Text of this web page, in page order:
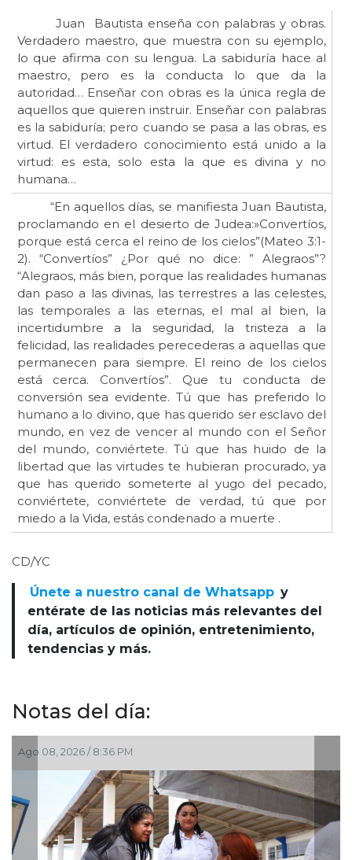
Juan Bautista enseña con palabras y obras.
Verdadero maestro, que muestra con su ejemplo,
lo que afirma con su lengua. La sabiduría hace al
maestro, pero es la conducta lo que da la
autoridad… Enseñar con obras es la única regla de
aquellos que quieren instruir. Enseñar con palabras
es la sabiduría; pero cuando se pasa a las obras, es
virtud. El verdadero conocimiento está unido a la
virtud: es esta, solo esta la que es divina y no
humana…
“En aquellos días, se manifiesta Juan Bautista,
proclamando en el desierto de Judea:»Convertíos,
porque está cerca el reino de los cielos”(Mateo 3:1-
2). “Convertíos” ¿Por qué no dice: ” Alegraos”?
“Alegraos, más bien, porque las realidades humanas
dan paso a las divinas, las terrestres a las celestes,
las temporales a las eternas, el mal al bien, la
incertidumbre a la seguridad, la tristeza a la
felicidad, las realidades perecederas a aquellas que
permanecen para siempre. El reino de los cielos
está cerca. Convertíos”. Que tu conducta de
conversión sea evidente. Tú que has preferido lo
humano a lo divino, que has querido ser esclavo del
mundo, en vez de vencer al mundo con el Señor
del mundo, conviértete. Tú que has huido de la
libertad que las virtudes te hubieran procurado, ya
que has querido someterte al yugo del pecado,
conviértete, conviértete de verdad, tú que por
miedo a la Vida, estás condenado a muerte .
CD/YC
Únete a nuestro canal de Whatsapp y
entérate de las noticias más relevantes del
día, artículos de opinión, entretenimiento,
tendencias y más.
Notas del día:
Ago 08, 2026 / 6:55 PM